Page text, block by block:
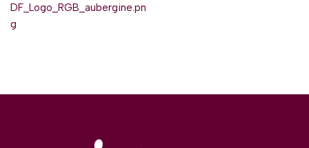
DF_Logo_RGB_aubergine.pn
g